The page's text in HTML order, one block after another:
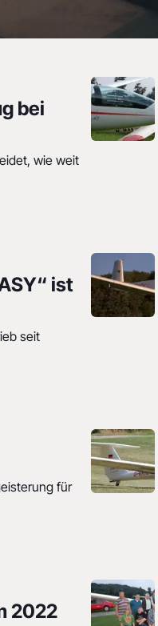
und
Segelfliegen.
bei
wie weit
ist
seit
für
2022